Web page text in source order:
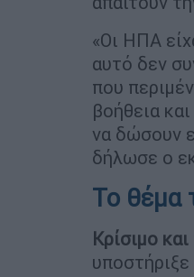
«Οι ΗΠΑ
αυτό δεν
που
βοήθεια
να δώσουν
δήλωσε ο
Το θέμα
Κρίσιμο